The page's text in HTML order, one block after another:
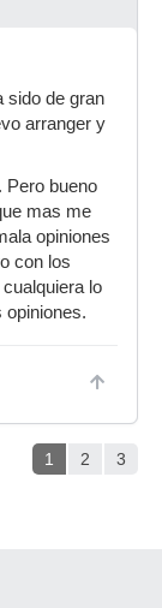
sido de gran
arranger y
Pero bueno
mas me
opiniones
con los
lo
opiniones.
1 2 3